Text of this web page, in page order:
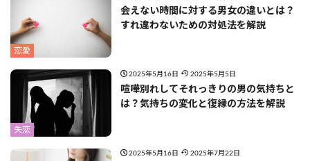
恋愛
会えない時間に対する男女の違いとは？
すれ違わないための対処法を解説
失恋
2025年5月16日 2025年5月5日
喧嘩別れしてそれっきりの男の気持ちと
は？気持ちの変化と復縁の方法を解説
2025年5月16日 2025年7月22日